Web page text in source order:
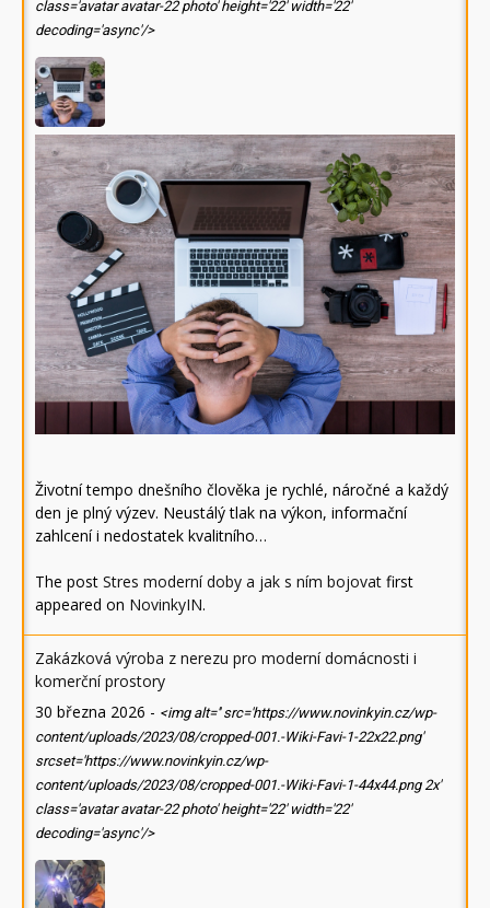
class='avatar avatar-22 photo' height='22' width='22'
decoding='async'/>
Životní tempo dnešního člověka je rychlé, náročné a každý
den je plný výzev. Neustálý tlak na výkon, informační
zahlcení i nedostatek kvalitního…
The post Stres moderní doby a jak s ním bojovat first
appeared on NovinkyIN.
Zakázková výroba z nerezu pro moderní domácnosti i
komerční prostory
30 března 2026 - <img alt='' src='https://www.novinkyin.cz/wp-
content/uploads/2023/08/cropped-001.-Wiki-Favi-1-22x22.png'
srcset='https://www.novinkyin.cz/wp-
content/uploads/2023/08/cropped-001.-Wiki-Favi-1-44x44.png 2x'
class='avatar avatar-22 photo' height='22' width='22'
decoding='async'/>